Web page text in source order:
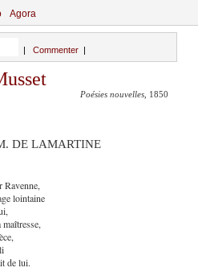
Agora
Commenter
Poésies nouvelles , 1850
DE LAMARTINE
Ravenne,
lointaine
de lui.